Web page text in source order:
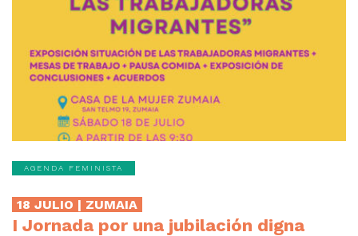
AGENDA FEMINISTA
18 JULIO | ZUMAIA
I Jornada por una jubilación digna